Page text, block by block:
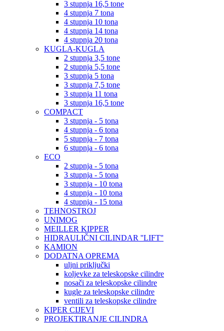
3 stupnja 16,5 tone
4 stupnja 7 tona
4 stupnja 10 tona
4 stupnja 14 tona
4 stupnja 20 tona
KUGLA-KUGLA
2 stupnja 3,5 tone
2 stupnja 5,5 tone
3 stupnja 5 tona
3 stupnja 7,5 tone
3 stupnja 11 tona
3 stupnja 16,5 tone
COMPACT
3 stupnja - 5 tona
4 stupnja - 6 tona
5 stupnja - 7 tona
6 stupnja - 6 tona
ECO
2 stupnja - 5 tona
3 stupnja - 5 tona
3 stupnja - 10 tona
4 stupnja - 10 tona
4 stupnja - 15 tona
TEHNOSTROJ
UNIMOG
MEILLER KIPPER
HIDRAULIČNI CILINDAR ''LIFT''
KAMION
DODATNA OPREMA
uljni priključki
koljevke za teleskopske cilindre
nosači za teleskopske cilindre
kugle za teleskopske cilindre
ventili za teleskopske cilindre
KIPER CIJEVI
PROJEKTIRANJE CILINDRA